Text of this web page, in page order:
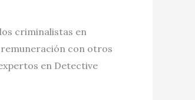
criminalistas en
remuneración con otros
en Detective